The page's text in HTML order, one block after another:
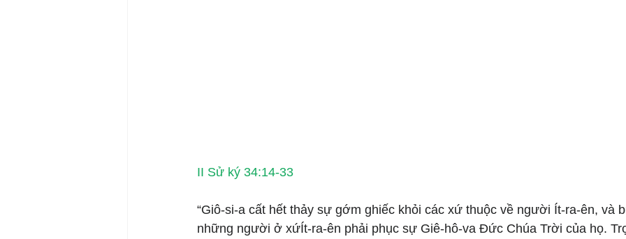
II Sử ký 34:14-33
“Giô-si-a cất hết thảy sự gớm ghiếc khỏi các xứ thuộc về người Ít-ra-ên, và
những người ở xứÍt-ra-ên phải phục sự Giê-hô-va Đức Chúa Trời của họ.